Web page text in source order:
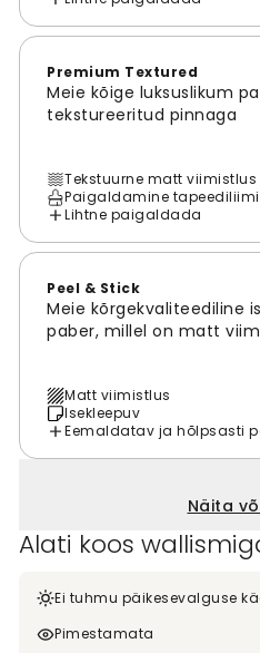
Premium Textured
Meie kõige luksuslikum
tekstureeritud pinnaga
Tekstuurne matt viimistlus
Paigaldamine
Lihtne paigaldada
Peel & Stick
Meie kõrgekvaliteediline
paber, millel on matt
Matt viimistlus
Isekleepuv
Eemaldatav ja hõlpsasti
Näita
Alati koos
Ei tuhmu päikesevalguse
Pimestamata